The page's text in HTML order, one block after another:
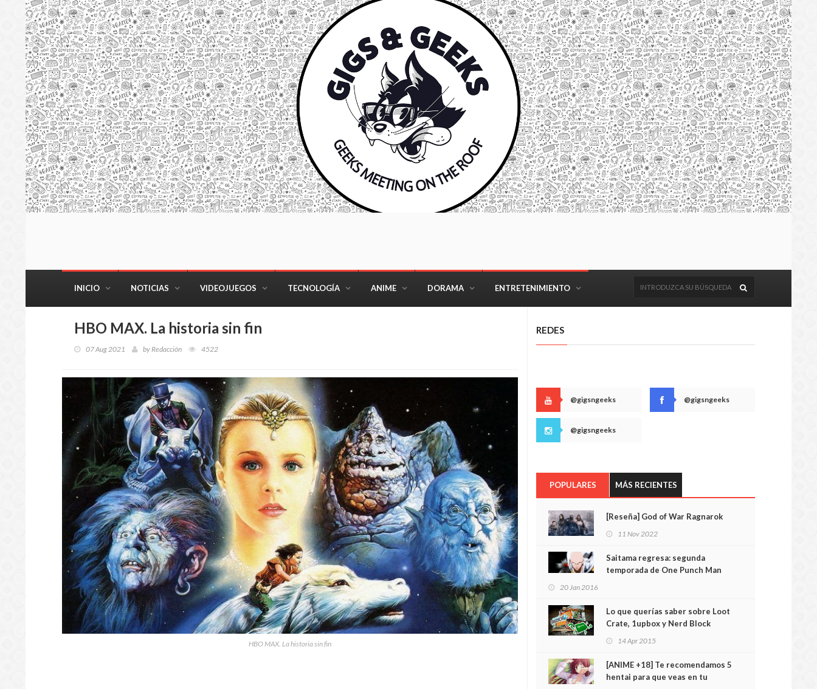
INICIO NOTICIAS VIDEOJUEGOS TECNOLOGÍA ANIME DORAMA ENTRETENIMIENTO
HBO MAX. La historia sin fin
07 Aug 2021 byRedacción 4522
HBO MAX. La historia sin fin
REDES
@gigsngeeks @gigsngeeks
@gigsngeeks
POPULARES MÁS RECIENTES
[Reseña] God of War Ragnarok
11 Nov 2022
Saitama regresa: segunda
temporada de One Punch Man
20 Jan 2016
Lo que querías saber sobre Loot
Crate, 1upbox y Nerd Block
14 Apr 2015
[ANIME +18] Te recomendamos 5
hentai para que veas en tu